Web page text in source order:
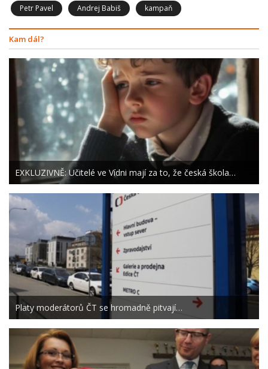
Petr Pavel Andrej Babiš kampaň
Kam dál?
EXKLUZIVNĚ: Učitelé ve Vídni mají za to, že česká škola…
Platy moderátorů ČT se hromadně pitvají…